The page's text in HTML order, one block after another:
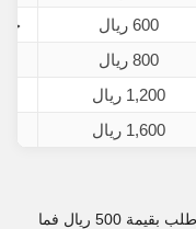
600 ريال
800 ريال
1,200 ريال
1,600 ريال
نعم، ستوفرين 100 ريال أو أكثر على أي طلب بقيمة 500 ريال فما